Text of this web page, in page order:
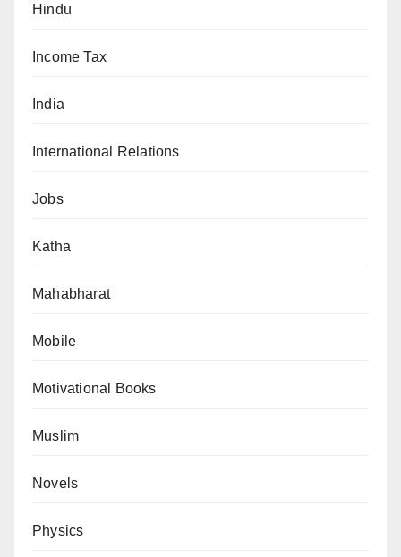
Hindu
Income Tax
India
International Relations
Jobs
Katha
Mahabharat
Mobile
Motivational Books
Muslim
Novels
Physics